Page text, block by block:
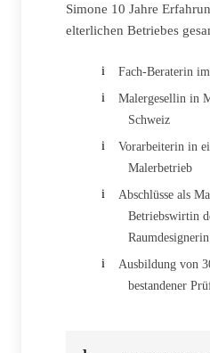
Simone 10 Jahre
elterlichen Betriebes
Fach-Beraterin
Malergesellin in
Schweiz
Vorarbeiterin in
Malerbetrieb
Abschlüsse als
Betriebswirtin
Raumdesignerin
Ausbildung von
bestandener